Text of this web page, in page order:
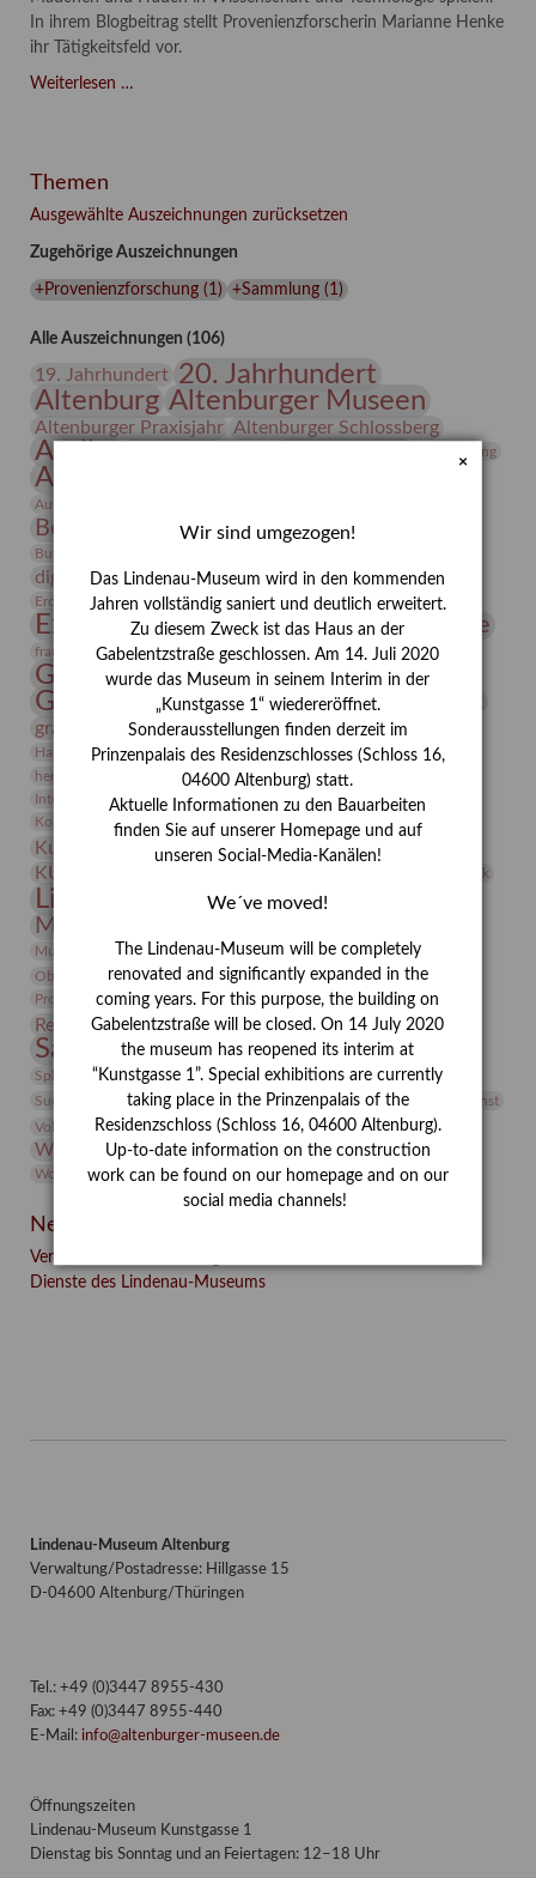
In ihrem Blogbeitrag stellt Provenienzforscherin Marianne Henke
ihr Tätigkeitsfeld vor.
Weiterlesen …
im
des
Lindenau-
Themen
Ausgewählte Auszeichnungen zurücksetzen
Zugehörige Auszeichnungen
+Provenienzforschung(1 ) +Sammlung(1 )
Alle Auszeichnungen (106)
19. Jahrhundert 20. Jahrhundert
Altenburg Altenburger Museen
Altenburger Praxisjahr Altenburger Schlossberg
Antike Asta Gröting
Ausstellung
Ausstellung „Vier Winde“
Bernhard August von Lindenau
Burg Posterstein
digitallabor Entartete Kunst
Enteignung
Erdmann Julius Dietrich
Erlebnisportal estrusker Exlibris
Expressionismus Festrede Florenz Fotografie
frauen Frauen in der Antike und heute
Gerhard-Altenbourg-Preis
Gerhard Altenbourg
Gerhard Kurt Müller
grafische sammlung griechische Mythologie
Hanns-Conon von der Gabelentz Heinrich Kirchhoff Heldinnen
herman de vries Humboldt
Insekten
Integriertes Schädlingsmanagement
Italien Jahresempfang
Jubiläum
Kolosseum
Kooperationsausstellung Korkmodelle Kunst
Kunstmuseum Kunstvermittlung Kunst von Kühl
KUNSTWAND Lehmbruck
Lindenau-Museum Marstall
Museumsgeschichte
Museumspädagogik Mäzen Napoleon Natur
Neue Remise
Objekt im Fokus
Paul Klee Peter Schnürpel Phelloplastik
Pohlhof
Provenienz
Provenienzforschung
Restaurierung Restitution Rudi Lesser Ruth Wolf-Rehfeld
Sammlung Samstagszeichner Skulptur
Sonderausstellung
Sphinx
studio Studio Bildende Kunst
studioDIGITAL
Suermondt-Ludwig-Museum
Vermittlung Video
Videokunst
Volontariat
Walter Rheiner Weihnachten Werefkin
Werkbetrachtung Winter Wissenschaft
Wolf and Dog
Wolf und Hund
Zirkuswoche
Neueste Beiträge
Verschenkt, verkauft, vergessen? – Kunstdetektivinnen im
Dienste des Lindenau-Museums
Lindenau-Museum Altenburg
Verwaltung/Postadresse: Hillgasse 15
D-04600 Altenburg/Thüringen
Tel.: +49 (0)3447 8955-430
Fax: +49 (0)3447 8955-440
E-Mail: info@altenburger-museen.de
Öffnungszeiten
Lindenau-Museum Kunstgasse 1
Dienstag bis Sonntag und an Feiertagen: 12–18 Uhr
×
Wir sind umgezogen!
Das Lindenau-Museum wird in den kommenden
Jahren vollständig saniert und deutlich erweitert.
Zu diesem Zweck ist das Haus an der
Gabelentzstraße geschlossen. Am 14. Juli 2020
wurde das Museum in seinem Interim in der
„Kunstgasse 1“ wiedereröffnet.
Sonderausstellungen finden derzeit im
Prinzenpalais des Residenzschlosses (Schloss 16,
04600 Altenburg) statt.
Aktuelle Informationen zu den Bauarbeiten
finden Sie auf unserer Homepage und auf
unseren Social-Media-Kanälen!
We´ve moved!
The Lindenau-Museum will be completely
renovated and significantly expanded in the
coming years. For this purpose, the building on
Gabelentzstraße will be closed. On 14 July 2020
the museum has reopened its interim at
“Kunstgasse 1”. Special exhibitions are currently
taking place in the Prinzenpalais of the
Residenzschloss (Schloss 16, 04600 Altenburg).
Up-to-date information on the construction
work can be found on our homepage and on our
social media channels!